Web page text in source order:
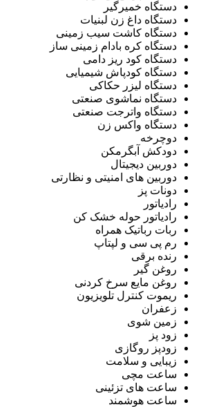
دستگاه خمیرگیر
دستگاه داغ زن لبنیات
دستگاه کاشت سیب زمینی
دستگاه کره بادام زمینی ساز
دستگاه کود ریز دامی
دستگاه کودپاش شیمیایی
دستگاه لیزر حکاکی
دستگاه نماشوی صنعتی
دستگاه واترجت صنعتی
دستگاه واکس زن
دوچرخه
دودکش آبگرمکن
دوربین دیجیتال
دوربین های امنیتی و نظارتی
دونات پز
رادیاتور
رادیاتور حوله خشک کن
ربات رباتیک همراه
رم پی سی و لپتاپ
رنده برقی
روغن گیر
روغن مایع سرخ کردنی
ریموت کنترل تلویزیون
زعفران
زمین شوی
زود پز
زودپز روگازی
زیبایی و سلامت
ساعت مچی
ساعت های تزئینی
ساعت هوشمند